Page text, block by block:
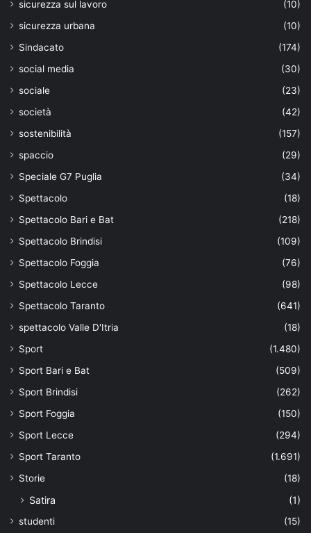
sicurezza sul lavoro
(10)
sicurezza urbana
(10)
Sindacato
(174)
social media
(30)
sociale
(23)
società
(42)
sostenibilità
(157)
spaccio
(29)
Speciale G7 Puglia
(34)
Spettacolo
(18)
Spettacolo Bari e Bat
(218)
Spettacolo Brindisi
(109)
Spettacolo Foggia
(76)
Spettacolo Lecce
(98)
Spettacolo Taranto
(641)
spettacolo Valle D'Itria
(18)
Sport
(1.480)
Sport Bari e Bat
(509)
Sport Brindisi
(262)
Sport Foggia
(150)
Sport Lecce
(294)
Sport Taranto
(1.691)
Storie
(18)
Satira (1)
studenti
(15)